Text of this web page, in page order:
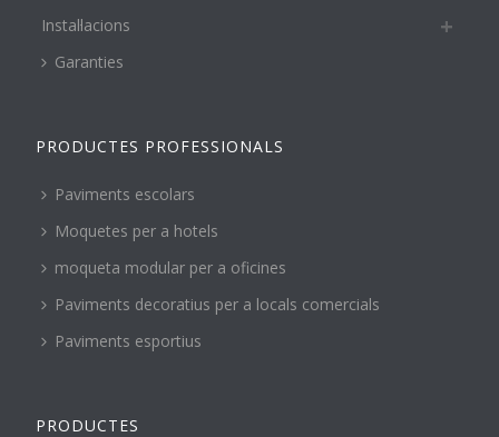
Instal·lacions
Garanties
PRODUCTES PROFESSIONALS
Paviments escolars
Moquetes per a hotels
moqueta modular per a oficines
Paviments decoratius per a locals comercials
Paviments esportius
PRODUCTES